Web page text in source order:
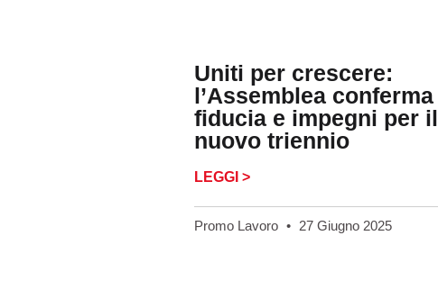
Uniti per crescere:
l’Assemblea conferma
fiducia e impegni per il
nuovo triennio
LEGGI >
Promo Lavoro 27 Giugno 2025